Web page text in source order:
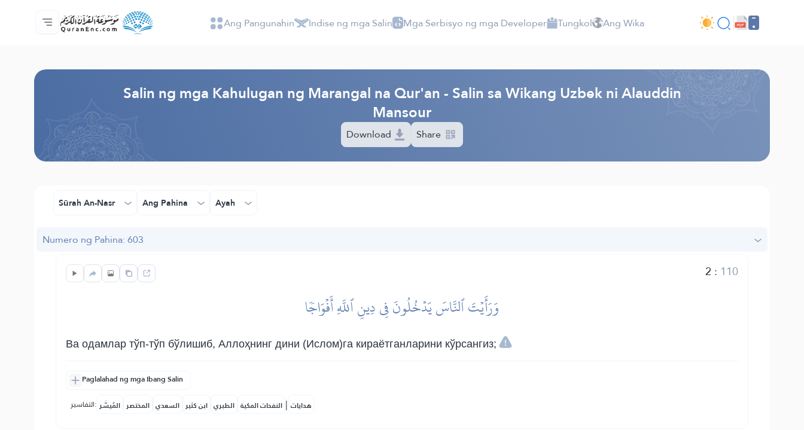
Ang Pangunahin
Indise ng mga Salin
Audio
Mga Serbisyo ng mga Developer - API
Tungkol
makipag-ugnayan sa amin
Ang Wika Ang Pangunahin Indise ng mga Salin Mga Serbisyo ng mga Developer Tungkol Ang Wika
Salin ng mga Kahulugan ng Marangal na Qur'an - Salin sa Wikang Uzbek ni Alauddin
Mansour
Download Share
Sūrah An-Nasr Ang Pahina Ayah
Numero ng Pahina: 603
2 : 110
وَرَأَيۡتَ ٱلنَّاسَ يَدۡخُلُونَ فِي دِينِ ٱللَّهِ أَفۡوَاجٗا
Ва одамлар тўп-тўп бўлишиб, Аллоҳнинг дини (Ислом)га кираётганларини кўрсангиз;
Paglalahad ng mga Ibang Salin
التفاسير: المُيسَّر المختصر السعدي ابن كثير الطبري النفحات المكية | هدايات